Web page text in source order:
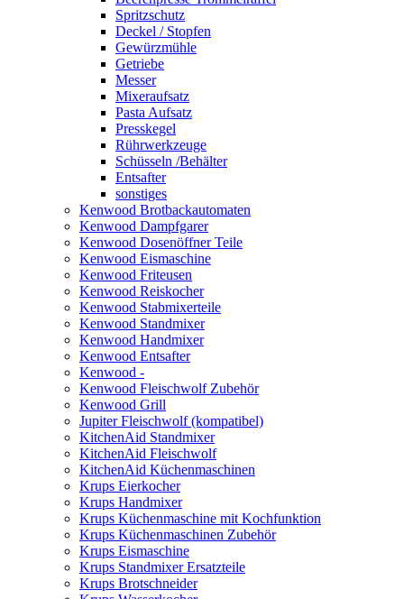
Spritzschutz
Deckel / Stopfen
Gewürzmühle
Getriebe
Messer
Mixeraufsatz
Pasta Aufsatz
Presskegel
Rührwerkzeuge
Schüsseln /Behälter
Entsafter
sonstiges
Kenwood Brotbackautomaten
Kenwood Dampfgarer
Kenwood Dosenöffner Teile
Kenwood Eismaschine
Kenwood Friteusen
Kenwood Reiskocher
Kenwood Stabmixerteile
Kenwood Standmixer
Kenwood Handmixer
Kenwood Entsafter
Kenwood -
Kenwood Fleischwolf Zubehör
Kenwood Grill
Jupiter Fleischwolf (kompatibel)
KitchenAid Standmixer
KitchenAid Fleischwolf
KitchenAid Küchenmaschinen
Krups Eierkocher
Krups Handmixer
Krups Küchenmaschine mit Kochfunktion
Krups Küchenmaschinen Zubehör
Krups Eismaschine
Krups Standmixer Ersatzteile
Krups Brotschneider